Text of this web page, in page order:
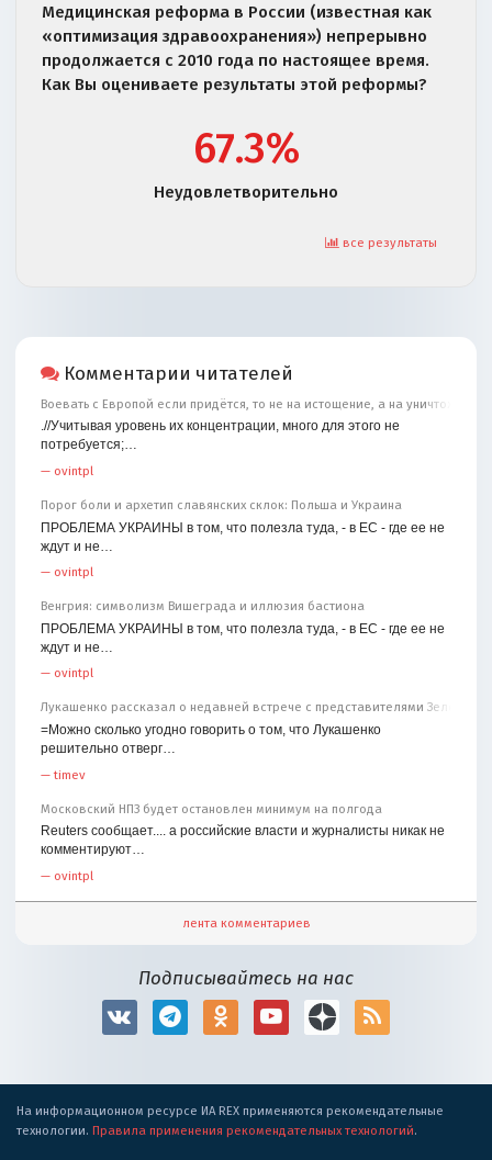
Медицинская реформа в России (известная как
«оптимизация здравоохранения») непрерывно
продолжается с 2010 года по настоящее время.
Как Вы оцениваете результаты этой реформы?
67.3%
Неудовлетворительно
все результаты
Комментарии читателей
Воевать с Европой если придётся, то не на истощение, а на уничтожение
.//Учитывая уровень их концентрации, много для этого не
потребуется;…
— ovintpl
Порог боли и архетип славянских склок: Польша и Украина
ПРОБЛЕМА УКРАИНЫ в том, что полезла туда, - в ЕС - где ее не
ждут и не…
— ovintpl
Венгрия: символизм Вишеграда и иллюзия бастиона
ПРОБЛЕМА УКРАИНЫ в том, что полезла туда, - в ЕС - где ее не
ждут и не…
— ovintpl
Лукашенко рассказал о недавней встрече с представителями
=Можно сколько угодно говорить о том, что Лукашенко
решительно отверг…
—timev
Московский НПЗ будет остановлен минимум на полгода
Reuters сообщает.... а российские власти и журналисты никак не
комментируют…
— ovintpl
лента комментариев
Подписывайтесь на нас
На информационном ресурсе ИА REX применяются рекомендательные
технологии. Правила применения рекомендательных технологий.